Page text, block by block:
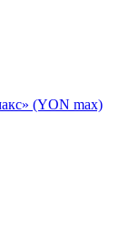
(YON max)